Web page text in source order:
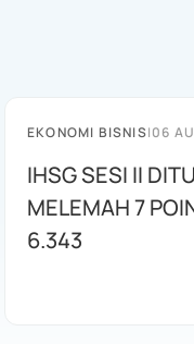
EKONOMI BISNIS|06
IHSG SESI II
MELEMAH 7
6.343